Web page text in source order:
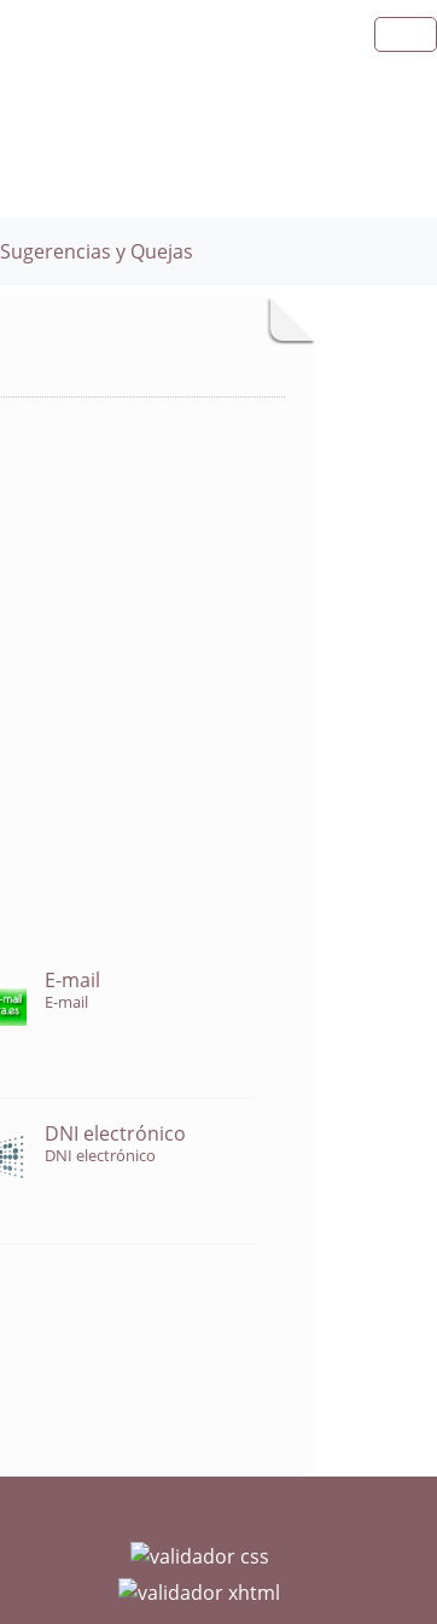
Sugerencias y Quejas
E-mail
E-mail
DNI electrónico
DNI electrónico